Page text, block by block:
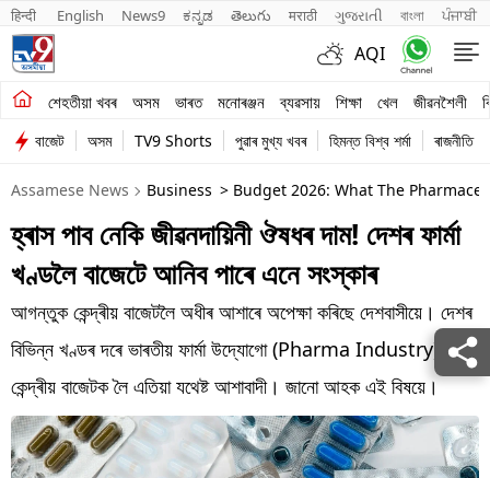
हिन्दी English News9 ಕನ್ನಡ తెలుగు मराठी ગુજરાતી বাংলা ਪੰਜਾਬੀ
AQI
শেহতীয়া খবৰ অসম ভাৰত মনোৰঞ্জন ব্যৱসায় শিক্ষা খেল জীৱনশৈলী
শেহতীয়া খবৰ
অসম
ভাৰত
মনোৰঞ্জন
শিক্ষা
খেল
জীৱনশৈলী
বাজেট অসম TV9 Shorts পুৱাৰ মুখ্য খবৰ হিমন্ত বিশ্ব শৰ্মা ৰাজনীতি
Assamese News Business > Budget 2026: What The
হ্ৰাস পাব নেকি জীৱনদায়িনী ঔষধৰ দাম! দেশৰ ফাৰ্মা
খণ্ডলৈ বাজেটে আনিব পাৰে এনে সংস্কাৰ
আগন্তুক কেন্দ্ৰীয় বাজেটলৈ অধীৰ আশাৰে অপেক্ষা কৰিছে দেশবাসীয়ে। দেশৰ
বিভিন্ন খণ্ডৰ দৰে ভাৰতীয় ফাৰ্মা উদ্যোগো (Pharma Industry)
কেন্দ্ৰীয় বাজেটক লৈ এতিয়া যথেষ্ট আশাবাদী। জানো আহক এই বিষয়ে।